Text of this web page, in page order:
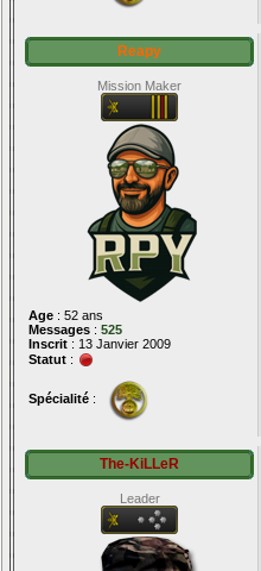
Reapy
Mission Maker
Age : 52 ans
Messages : 525
Inscrit : 13 Janvier 2009
Statut :
Spécialité :
The-KiLLeR
Leader